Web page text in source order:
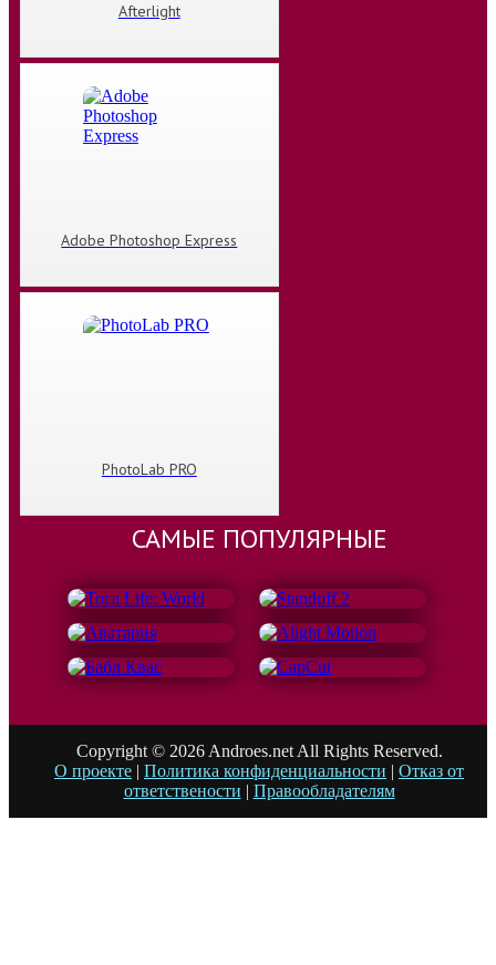
Afterlight
Adobe Photoshop Express
PhotoLab PRO
САМЫЕ ПОПУЛЯРНЫЕ
Copyright © 2026 Androes.net All Rights Reserved.
О проекте | Политика конфиденциальности | Отказ от
ответствености | Правообладателям